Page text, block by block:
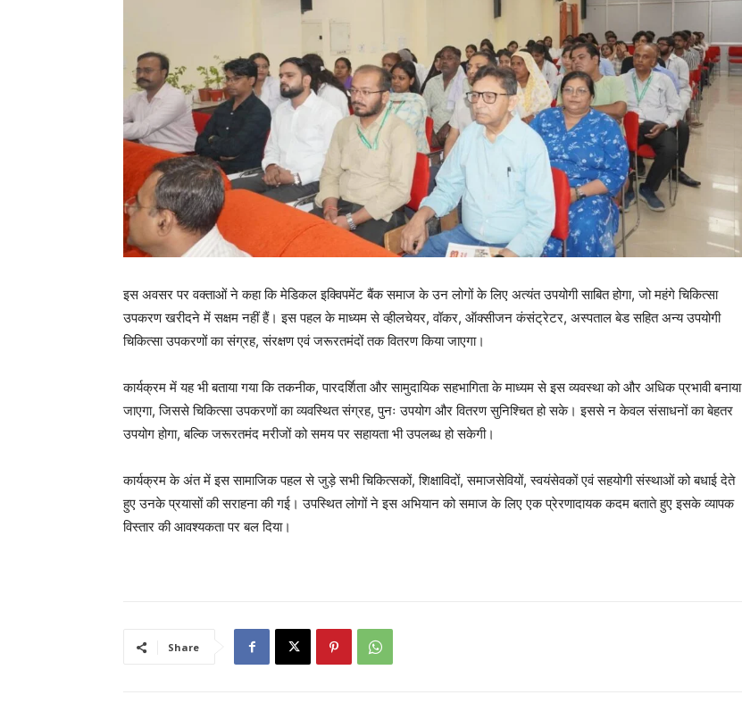
इस अवसर पर वक्ताओं ने कहा कि मेडिकल इक्विपमेंट बैंक समाज के उन लोगों के लिए अत्यंत उपयोगी साबित होगा, जो महंगे चिकित्सा
उपकरण खरीदने में सक्षम नहीं हैं। इस पहल के माध्यम से व्हीलचेयर, वॉकर, ऑक्सीजन कंसंट्रेटर, अस्पताल बेड सहित अन्य उपयोगी
चिकित्सा उपकरणों का संग्रह, संरक्षण एवं जरूरतमंदों तक वितरण किया जाएगा।
कार्यक्रम में यह भी बताया गया कि तकनीक, पारदर्शिता और सामुदायिक सहभागिता के माध्यम से इस व्यवस्था को और अधिक प्रभावी बनाया
जाएगा, जिससे चिकित्सा उपकरणों का व्यवस्थित संग्रह, पुनः उपयोग और वितरण सुनिश्चित हो सके। इससे न केवल संसाधनों का बेहतर
उपयोग होगा, बल्कि जरूरतमंद मरीजों को समय पर सहायता भी उपलब्ध हो सकेगी।
कार्यक्रम के अंत में इस सामाजिक पहल से जुड़े सभी चिकित्सकों, शिक्षाविदों, समाजसेवियों, स्वयंसेवकों एवं सहयोगी संस्थाओं को बधाई देते
हुए उनके प्रयासों की सराहना की गई। उपस्थित लोगों ने इस अभियान को समाज के लिए एक प्रेरणादायक कदम बताते हुए इसके व्यापक
विस्तार की आवश्यकता पर बल दिया।
Share